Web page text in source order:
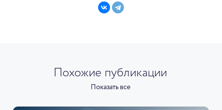
Похожие публикации
Показать все